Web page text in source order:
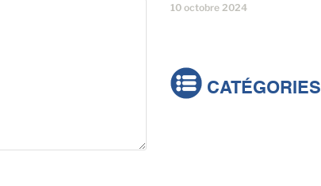
10 octobre 2024
CATÉGORIES